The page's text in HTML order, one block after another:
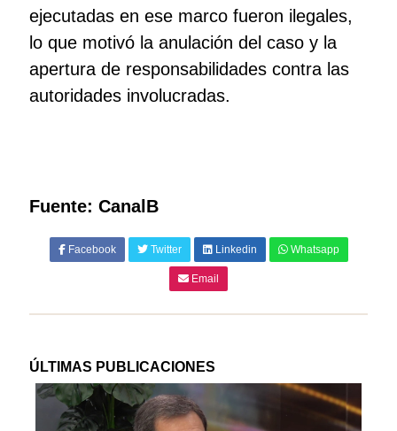
ejecutadas en ese marco fueron ilegales,
lo que motivó la anulación del caso y la
apertura de responsabilidades contra las
autoridades involucradas.
Fuente: CanalB
Facebook Twitter Linkedin Whatsapp
Email
ÚLTIMAS PUBLICACIONES